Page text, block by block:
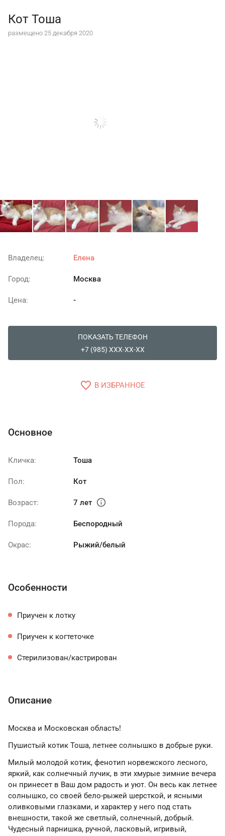
Кот Тоша
размещено 25 декабря 2020
Владелец: Елена
Город: Москва
Цена: -
ПОКАЗАТЬ ТЕЛЕФОН
+7 (985) XXX-XX-XX
favorite_border В ИЗБРАННОЕ
Основное
Кличка: Тоша
Пол: Кот
Возраст: 7 лет info
Порода: Беспородный
Окрас: Рыжий/белый
Особенности
Приучен к лотку
Приучен к когтеточке
Стерилизован/кастрирован
Описание
Москва и Московская область!
Пушистый котик Тоша, летнее солнышко в добрые руки.
Милый молодой котик, фенотип норвежского лесного,
яркий, как солнечный лучик, в эти хмурые зимние вечера
он принесет в Ваш дом радость и уют. Он весь как летнее
солнышко, со своей бело-рыжей шерсткой, и ясными
оливковыми глазками, и характер у него под стать
внешности, такой же светлый, солнечный, добрый.
Чудесный парнишка, ручной, ласковый, игривый,